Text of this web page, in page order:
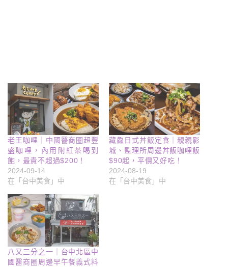
老王咖哩｜中國醫商圈超豐
盛咖哩，內用附紅茶喝到
飽，最貴不超過$200！
2024-09-14
在「台中美食」中
藏鱻日式丼飯定食｜親親影
城、監理所周邊丼飯咖哩飯
$90起，平價又好吃！
2024-08-19
在「台中美食」中
八又三分之一｜台中北區中
國醫商圈周邊早午餐義式料